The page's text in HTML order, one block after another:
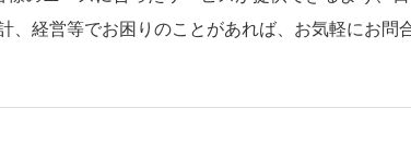
、経営等でお困りのことがあれば、お気軽にお問